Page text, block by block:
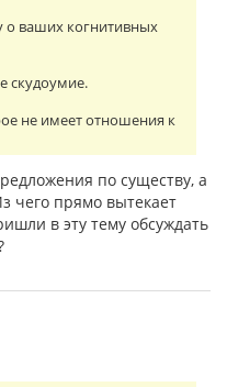
о ваших когнитивных
скудоумие.
не имеет отношения к
по существу, а
чего прямо вытекает
в эту тему обсуждать